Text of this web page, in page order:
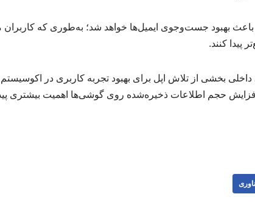
باعث بهبود جست‌وجوی ایمیل‌ها خواهد شد؛ به‌طوری که کاربران
پیدا کنند.
بخشی از تلاش اپل برای بهبود تجربه کاربری در
افزایش حجم اطلاعات ذخیره‌شده روی گوشی‌ها اهمیت بیشتری